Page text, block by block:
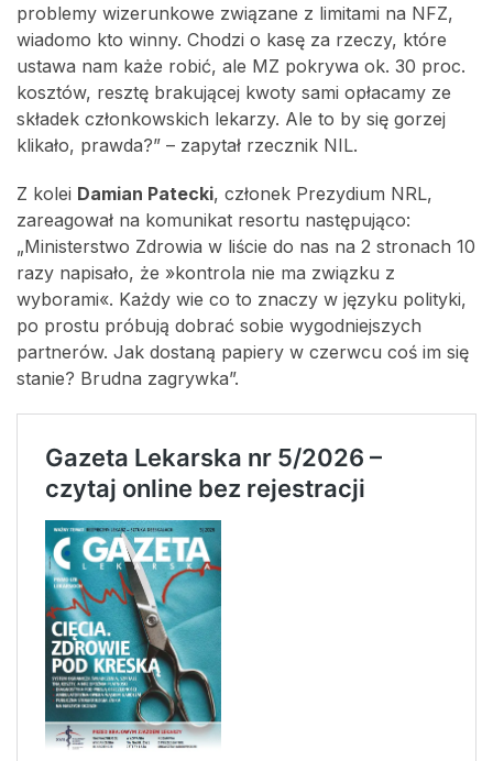
problemy wizerunkowe związane z limitami na NFZ,
wiadomo kto winny. Chodzi o kasę za rzeczy, które
ustawa nam każe robić, ale MZ pokrywa ok. 30 proc.
kosztów, resztę brakującej kwoty sami opłacamy ze
składek członkowskich lekarzy. Ale to by się gorzej
klikało, prawda?” – zapytał rzecznik NIL.
Z kolei Damian Patecki, członek Prezydium NRL,
zareagował na komunikat resortu następująco:
„Ministerstwo Zdrowia w liście do nas na 2 stronach 10
razy napisało, że »kontrola nie ma związku z
wyborami«. Każdy wie co to znaczy w języku polityki,
po prostu próbują dobrać sobie wygodniejszych
partnerów. Jak dostaną papiery w czerwcu coś im się
stanie? Brudna zagrywka”.